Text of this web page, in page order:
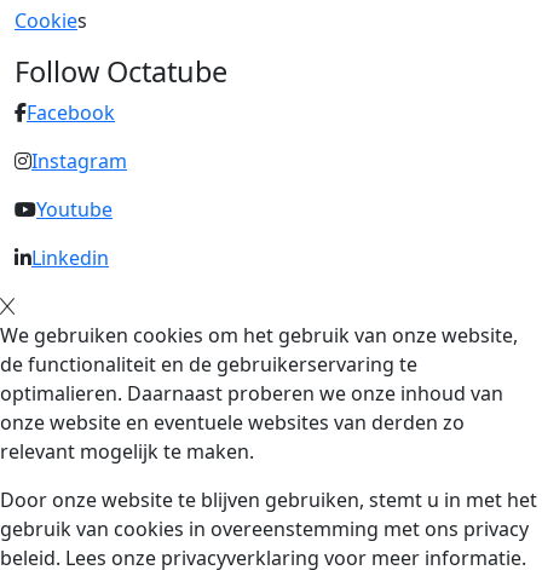
Cookies
Follow Octatube
Facebook
Instagram
Youtube
Linkedin
We gebruiken cookies om het gebruik van onze website,
de functionaliteit en de gebruikerservaring te
optimalieren. Daarnaast proberen we onze inhoud van
onze website en eventuele websites van derden zo
relevant mogelijk te maken.
Door onze website te blijven gebruiken, stemt u in met het
gebruik van cookies in overeenstemming met ons privacy
beleid. Lees onze privacyverklaring voor meer informatie.